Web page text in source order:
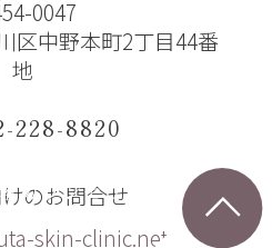
0047
区中野本町2丁目44番
地
228-8820
のお問合せ
skin-clinic.net